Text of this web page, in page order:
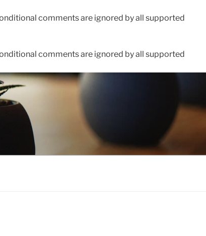
comments are ignored by all supported
comments are ignored by all supported